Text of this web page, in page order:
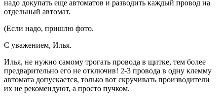
надо докупать еще автоматов и разводить каждый провод на
отдельный автомат.
(Если надо, пришлю фото.
С уважением, Илья.
Илья, не нужно самому трогать провода в щитке, тем более
предварительно его не отключив! 2-3 провода в одну клемму
автомата допускается, только вот скручивать производители
их не рекомендуют, а просто пучком.